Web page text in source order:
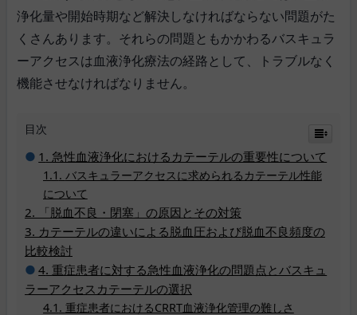
浄化量や開始時期など解決しなければならない問題がた
くさんあります。それらの問題ともかかわるバスキュラ
ーアクセスは血液浄化療法の経路として、トラブルなく
機能させなければなりません。
目次
急性血液浄化におけるカテーテルの重要性について
バスキュラーアクセスに求められるカテーテル性能
について
「脱血不良・閉塞」の原因とその対策
カテーテルの違いによる脱血圧および脱血不良頻度の
比較検討
重症患者に対する急性血液浄化の問題点とバスキュ
ラーアクセスカテーテルの選択
重症患者におけるCRRT血液浄化管理の難しさ